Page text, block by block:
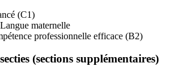
(C1)
Langue maternelle
professionnelle efficace (B2)
(sections supplémentaires)